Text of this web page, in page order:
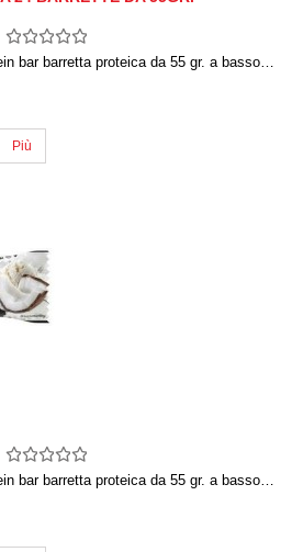
bar barretta proteica da 55 gr. a basso…
Più
bar barretta proteica da 55 gr. a basso…